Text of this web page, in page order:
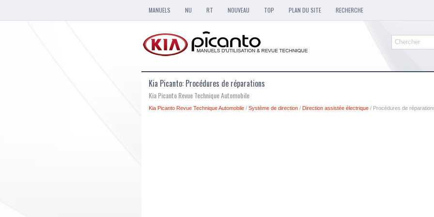
MANUELS NU RT NOUVEAU TOP PLAN DU SITE RECHERCHE
Kia Picanto: Procédures de réparations
Kia Picanto Revue Technique Automobile
Kia Picanto Revue Technique Automobile / Système de direction / Direction assistée électrique / Procédures de